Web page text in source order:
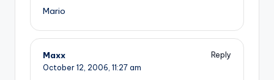
Mario
Maxx
Reply
October 12, 2006, 11:27 am